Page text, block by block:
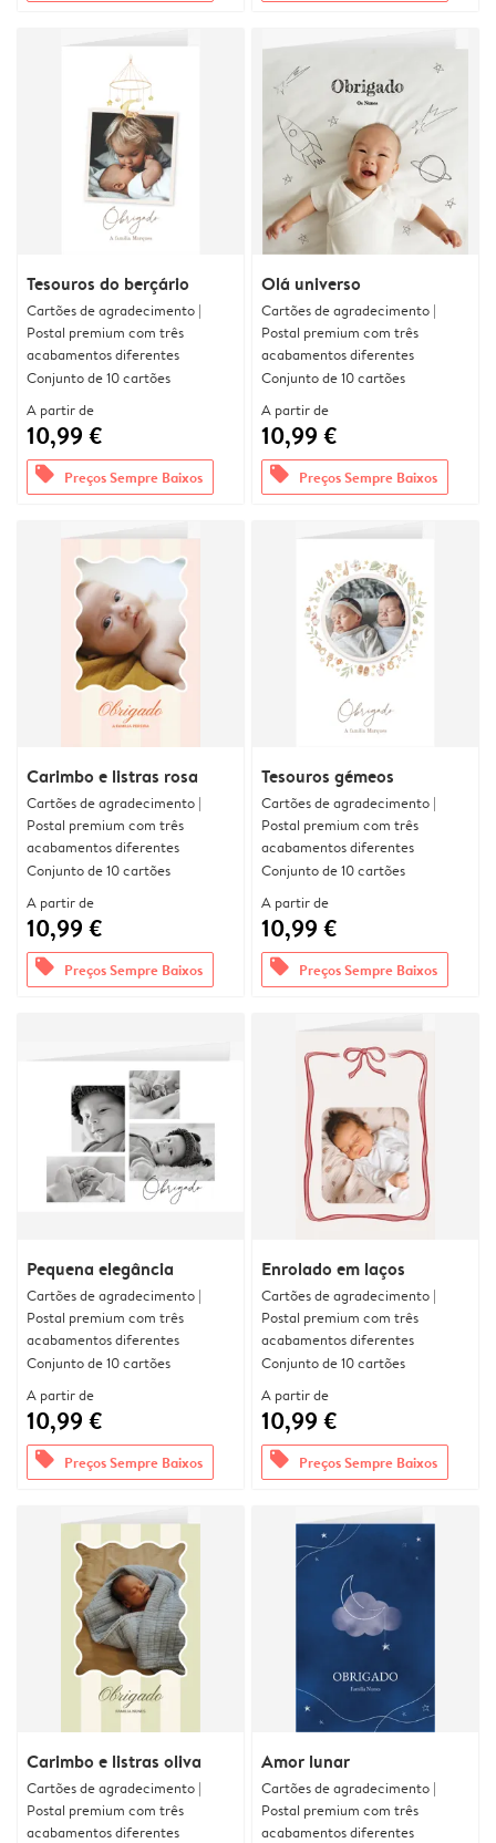
Tesouros do berçário
Cartões de agradecimento |
Postal premium com três
acabamentos diferentes
Conjunto de 10 cartões
A partir de
10,99 €
offers Preços Sempre Baixos
Olá universo
Cartões de agradecimento |
Postal premium com três
acabamentos diferentes
Conjunto de 10 cartões
A partir de
10,99 €
offers Preços Sempre Baixos
Carimbo e listras rosa
Cartões de agradecimento |
Postal premium com três
acabamentos diferentes
Conjunto de 10 cartões
A partir de
10,99 €
offers Preços Sempre Baixos
Tesouros gémeos
Cartões de agradecimento |
Postal premium com três
acabamentos diferentes
Conjunto de 10 cartões
A partir de
10,99 €
offers Preços Sempre Baixos
Pequena elegância
Cartões de agradecimento |
Postal premium com três
acabamentos diferentes
Conjunto de 10 cartões
A partir de
10,99 €
offers Preços Sempre Baixos
Enrolado em laços
Cartões de agradecimento |
Postal premium com três
acabamentos diferentes
Conjunto de 10 cartões
A partir de
10,99 €
offers Preços Sempre Baixos
Carimbo e listras oliva
Cartões de agradecimento |
Postal premium com três
acabamentos diferentes
Amor lunar
Cartões de agradecimento |
Postal premium com três
acabamentos diferentes